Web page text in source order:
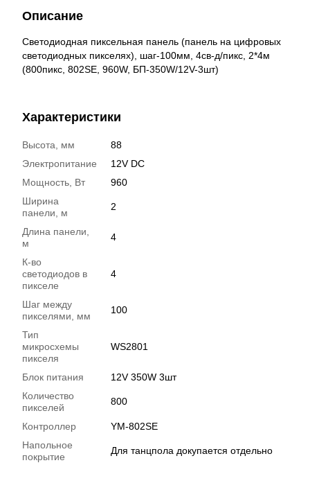
Описание
Светодиодная пиксельная панель (панель на цифровых
светодиодных пикселях), шаг-100мм, 4св-д/пикс, 2*4м
(800пикс, 802SE, 960W, БП-350W/12V-3шт)
Характеристики
Высота, мм
88
Электропитание
12V DC
Мощность, Вт
960
Ширина
панели, м
2
Длина панели,
м
4
К-во
светодиодов в
пикселе
4
Шаг между
пикселями, мм
100
Тип
микросхемы
пикселя
WS2801
Блок питания
12V 350W 3шт
Количество
пикселей
800
Контроллер
YM-802SE
Напольное
покрытие
Для танцпола докупается отдельно